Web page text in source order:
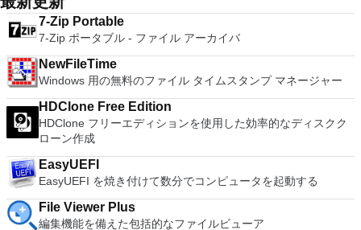
ードを入力するだけです。 WIN 7,8,8.1,10をサポートしま
す。 VNC ViewerのMacバージョンをお探しですか？ここから
ダウンロード
host connections then Tera Term is a good choice.
way Virtual SMPを活用します。 サードパーティの仮想マシン
とイメージを使用します。 ホストコンピューターと仮想マシ
ン間でデータを共有します。 幅広いホストおよびゲストオペ
レーティングシステムのサポート。 USB 2.0デバイスのサポー
ト。 起動時にアプライアンス情報を取得します。 直感的なホ
ームページインターフェイスを介して仮想マシンに簡単にアク
セスできます。 VMware Playerは、Microsoft Virtual Server仮
想マシンまたはMicrosoft Virtual PC仮想マシンもサポートして
います。
linear video editing Apply filters and effects Transcode into
various formats Insert or extract audio streams Subtitle
processor Project system Powerful scripting capabilities
Graphical or command line interfaces Video encoders:
MPEG-4 AVC, XviD, MPEG-4 ASP, MPEG-2 Video, MPEG-1
Video, DV, ... Audio encoders: AC-3, AAC, MP3, MP2, Vorbis,
PCM, ... Container: AVI, MPEG-PS/TS, MP4, MKV, FLV, OGM,
...
7-Zip Portable
7-Zip ポータブル - ファイル アーカイバ
NewFileTime
Windows 用の無料のファイル タイムスタンプ マネージャー
HDClone Free Edition
HDClone フリーエディションを使用した効率的なディスクク
ローン作成
EasyUEFI
EasyUEFI を焼き付けて数分でコンピュータを起動する
File Viewer Plus
編集機能を備えた包括的なファイルビューア